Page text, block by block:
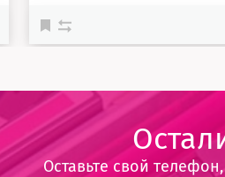
Оставьте свой